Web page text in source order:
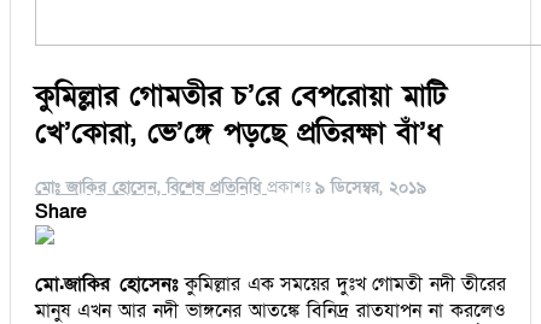
কুমিল্লার গোমতীর চ’রে বেপরোয়া মাটি
খে’কোরা, ভে’ঙ্গে পড়ছে প্রতিরক্ষা বাঁ’ধ
মোঃ জাকির হোসেন, বিশেষ প্রতিনিধি প্রকাশঃ ৯ ডিসেম্বর, ২০১৯
Share
মো.জাকির হোসেনঃকুমিল্লার এক সময়ের দুঃখ গোমতী নদী তীরের
মানুষ এখন আর নদী ভাঙ্গনের আতঙ্কে বিনিদ্র রাতযাপন না করলেও